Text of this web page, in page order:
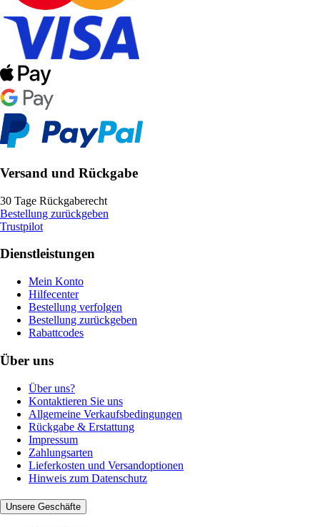
Versand und Rückgabe
30 Tage Rückgaberecht
Bestellung zurückgeben
Trustpilot
Dienstleistungen
Mein Konto
Hilfecenter
Bestellung verfolgen
Bestellung zurückgeben
Rabattcodes
Über uns
Über uns?
Kontaktieren Sie uns
Allgemeine Verkaufsbedingungen
Rückgabe & Erstattung
Impressum
Zahlungsarten
Lieferkosten und Versandoptionen
Hinweis zum Datenschutz
Unsere Geschäfte